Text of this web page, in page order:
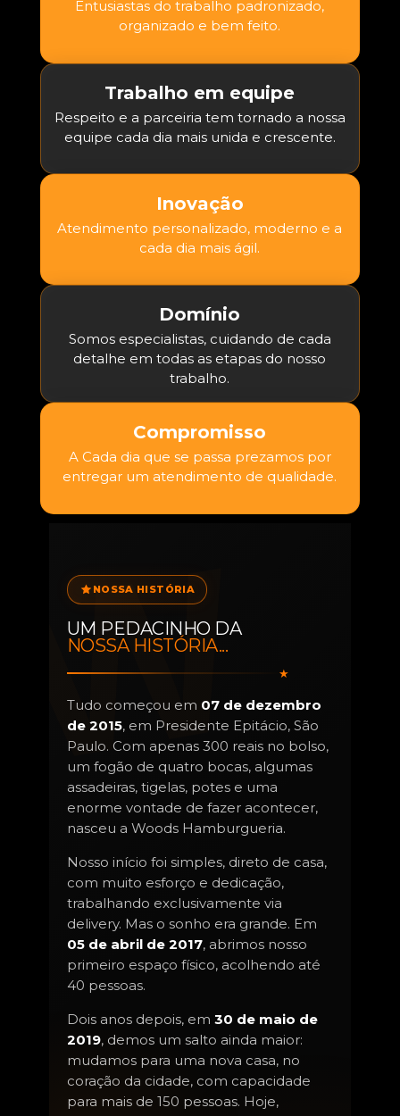
Entusiastas do trabalho padronizado,
organizado e bem feito.
Trabalho em equipe
Respeito e a parceiria tem tornado a nossa
equipe cada dia mais unida e crescente.
Inovação
Atendimento personalizado, moderno e a
cada dia mais ágil.
Domínio
Somos especialistas, cuidando de cada
detalhe em todas as etapas do nosso
trabalho.
Compromisso
A Cada dia que se passa prezamos por
entregar um atendimento de qualidade.
NOSSA HISTÓRIA
UM PEDACINHO DA
NOSSA HISTÓRIA...
Tudo começou em 07 de dezembro
de 2015, em Presidente Epitácio, São
Paulo. Com apenas 300 reais no bolso,
um fogão de quatro bocas, algumas
assadeiras, tigelas, potes e uma
enorme vontade de fazer acontecer,
nasceu a Woods Hamburgueria.
Nosso início foi simples, direto de casa,
com muito esforço e dedicação,
trabalhando exclusivamente via
delivery. Mas o sonho era grande. Em
05 de abril de 2017, abrimos nosso
primeiro espaço físico, acolhendo até
40 pessoas.
Dois anos depois, em 30 de maio de
2019, demos um salto ainda maior:
mudamos para uma nova casa, no
coração da cidade, com capacidade
para mais de 150 pessoas. Hoje,